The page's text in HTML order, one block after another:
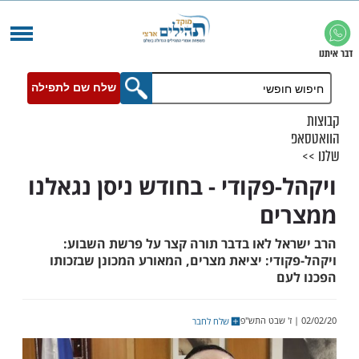
שלח שם לתפילה
פקודי - בחודש ניסן נגאלנו
יציאת מצרים, המאורע המכונן שבזכותו